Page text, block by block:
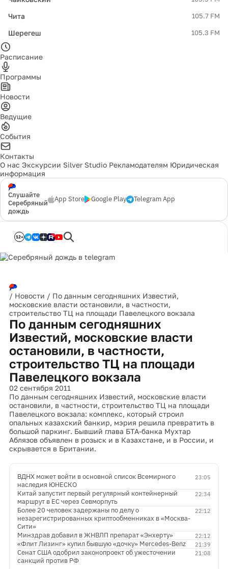
Чита 105.7 FM
Шерегеш 105.3 FM
Расписание
Программы
Новости
Ведущие
События
Контакты
О нас Экскурсии Silver Studio Рекламодателям Юридическая
информация
Слушайте
Серебряный
дождь
App Store Google Play Telegram App
12+
/ Новости / По данным сегодняшних Известий,
московские власти остановили, в частности,
строительство ТЦ на площади Павелецкого вокзала
По данным сегодняшних
Известий, московские власти
остановили, в частности,
строительство ТЦ на площади
Павелецкого вокзала
02 сентября 2011
По данным сегодняшних Известий, московские власти
остановили, в частности, строительство ТЦ на площади
Павелецкого вокзала: комплекс, который строил
опальных казахский банкир, мэрия решила превратить в
большой паркинг. Бывший глава БТА-банка Мухтар
Аблязов объявлен в розыск и в Казахстане, и в России, и
скрывается в Британии.
23:05
ВДНХ может войти в основной список Всемирного
наследия ЮНЕСКО
22:34
Китай запустит первый регулярный контейнерный
маршрут в ЕС через Севморпуть
22:12
Более 20 человек задержаны по делу о
незарегистрированных криптообменниках в «Москва-
Сити»
22:12
Минздрав добавил в ЖНВЛП препарат «Энхерту»
21:39
«Флит Лизинг» купил бывшую «дочку» Mercedes-Benz
21:08
Сенат США одобрил законопроект об ужесточении
санкций против РФ